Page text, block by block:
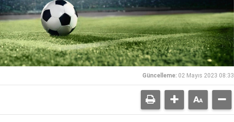
Güncelleme: 02 Mayıs 2023 08:33